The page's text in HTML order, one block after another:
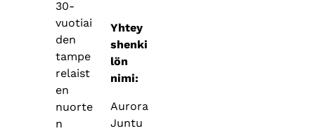
30-
vuotiai
den
tampe
relaist
en
nuorte
n
Yhtey
shenki
lön
nimi:
Aurora
Juntu